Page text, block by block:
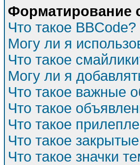
Форматирование
Что такое BBCode?
Могу ли я
Что такое
Могу ли я
Что такое важные
Что такое
Что такое
Что такое
Что такое значки